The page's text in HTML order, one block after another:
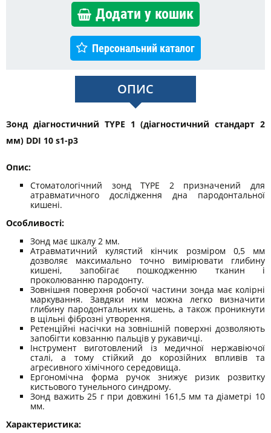
Додати у кошик
Персональний каталог
ОПИС
Зонд діагностичний TYPE 1 (діагностичний стандарт 2
мм) DDI 10 s1-p3
Опис:
Стоматологічний зонд TYPE 2 призначений для
атравматичного дослідження дна пародонтальної
кишені.
Особливості:
Зонд має шкалу 2 мм.
Атравматичний кулястий кінчик розміром 0,5 мм
дозволяє максимально точно вимірювати глибину
кишені, запобігає пошкодженню тканин і
проколюванню пародонту.
Зовнішня поверхня робочої частини зонда має колірні
маркування. Завдяки ним можна легко визначити
глибину пародонтальних кишень, а також проникнути
в щільні фіброзні утворення.
Ретенційні насічки на зовнішній поверхні дозволяють
запобігти ковзанню пальців у рукавичці.
Інструмент виготовлений із медичної нержавіючої
сталі, а тому стійкий до корозійних впливів та
агресивного хімічного середовища.
Ергономічна форма ручок знижує ризик розвитку
кистьового тунельного синдрому.
Зонд важить 25 г при довжині 161,5 мм та діаметрі 10
мм.
Характеристика: